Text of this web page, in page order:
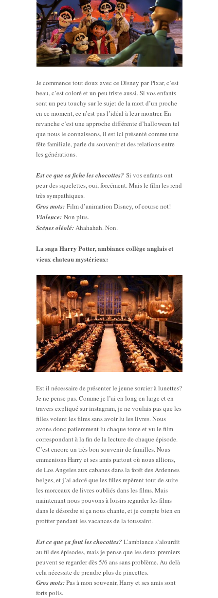
Je commence tout doux avec ce Disney par Pixar, c’est
beau, c’est coloré et un peu triste aussi. Si vos enfants
sont un peu touchy sur le sujet de la mort d’un proche
en ce moment, ce n’est pas l’idéal à leur montrer. En
revanche c’est une approche différente d’halloween tel
que nous le connaissons, il est ici présenté comme une
fête familiale, parle du souvenir et des relations entre
les générations.
Est ce que ca fiche les chocottes? Si vos enfants ont
peur des squelettes, oui, forcément. Mais le film les rend
très sympathiques.
Gros mots: Film d’animation Disney, of course not!
Violence: Non plus.
Scènes oléolé: Ahahahah. Non.
La saga Harry Potter, ambiance collège anglais et
vieux chateau mystérieux:
Est il nécessaire de présenter le jeune sorcier à lunettes?
Je ne pense pas. Comme je l’ai en long en large et en
travers expliqué sur instagram, je ne voulais pas que les
filles voient les films sans avoir lu les livres. Nous
avons donc patiemment lu chaque tome et vu le film
correspondant à la fin de la lecture de chaque épisode.
C’est encore un très bon souvenir de familles. Nous
emmenions Harry et ses amis partout où nous allions,
de Los Angeles aux cabanes dans la forêt des Ardennes
belges, et j’ai adoré que les filles repèrent tout de suite
les morceaux de livres oubliés dans les films. Mais
maintenant nous pouvons à loisirs regarder les films
dans le désordre si ça nous chante, et je compte bien en
profiter pendant les vacances de la toussaint.
Est ce que ça fout les chocottes? L’ambiance s’alourdit
au fil des épisodes, mais je pense que les deux premiers
peuvent se regarder dès 5/6 ans sans problème. Au delà
cela nécessite de prendre plus de pincettes.
Gros mots:Pas à mon souvenir, Harry et ses amis sont
forts polis.